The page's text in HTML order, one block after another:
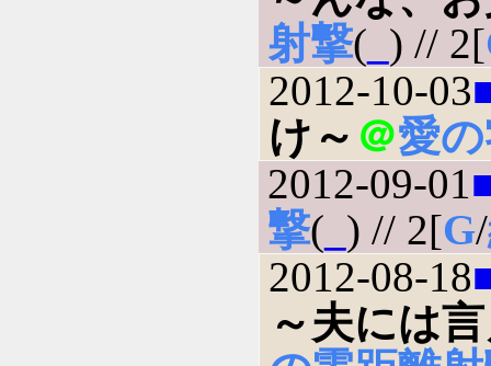
射撃( ) // 2[
2012-10-03
け～ ＠愛
2012-09-01
撃( ) // 2[G/
2012-08-18
～夫には